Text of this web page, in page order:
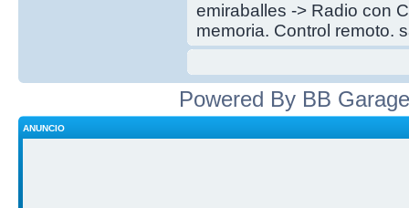
emiraballes -> Radio con
memoria. Control remoto.
Powered By BB
ANUNCIO